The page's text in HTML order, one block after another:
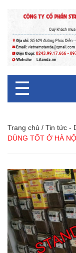
☰
Trang chủ / Tin tức -
DÙNG TỐT Ở HÀ